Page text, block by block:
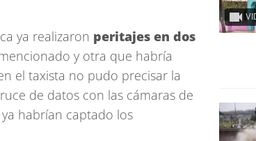
ya realizaron peritajes en dos
y otra que habría
el taxista no pudo precisar la
de datos con las cámaras de
habrían captado los